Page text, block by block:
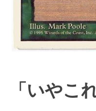
「いやこ